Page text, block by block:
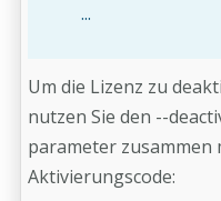
...
Um die Lizenz zu
nutzen Sie den --
parameter zusammen
Aktivierungscode: